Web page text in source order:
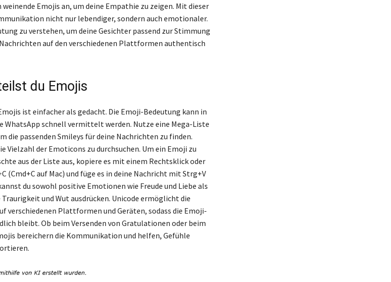
Emojis an, um deine Empathie zu zeigen. Mit dieser
nicht nur lebendiger, sondern auch emotionaler.
zu verstehen, um deine Gesichter passend zur Stimmung
auf den verschiedenen Plattformen authentisch
du Emojis
ist einfacher als gedacht. Die Emoji-Bedeutung kann in
WhatsApp schnell vermittelt werden. Nutze eine Mega-Liste
die passenden Smileys für deine Nachrichten zu finden.
Vielzahl der Emoticons zu durchsuchen. Um ein Emoji zu
aus der Liste aus, kopiere es mit einem Rechtsklick oder
(Cmd+C auf Mac) und füge es in deine Nachricht mit Strg+V
du sowohl positive Emotionen wie Freude und Liebe als
und Wut ausdrücken. Unicode ermöglicht die
verschiedenen Plattformen und Geräten, sodass die Emoji-
bleibt. Ob beim Versenden von Gratulationen oder beim
bereichern die Kommunikation und helfen, Gefühle